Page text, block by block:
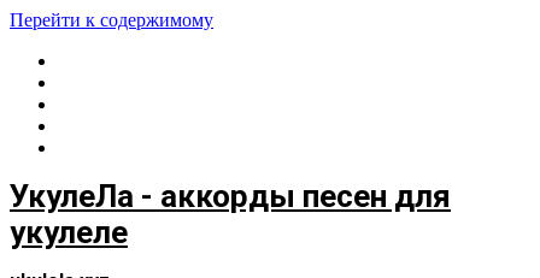
Перейти к содержимому
УкулеЛа - аккорды песен для
укулеле